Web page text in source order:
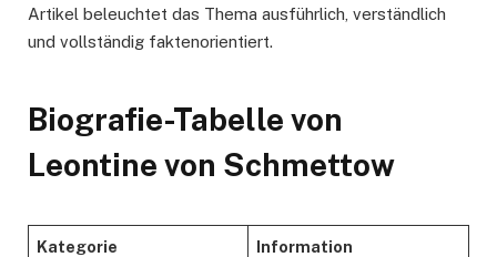
Artikel beleuchtet das Thema ausführlich, verständlich
und vollständig faktenorientiert.
Biografie-Tabelle von
Leontine von Schmettow
Kategorie Information